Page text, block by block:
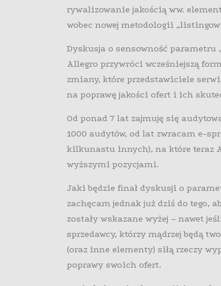
rywalizowanie jakością ww.
wobec nowej metodologii
Dyskusja o sensowność parametru
Allegro przywróci wcześniejszą
zmiany, które przedstawiciele
na poprawę jakości ofert i ich
Od ponad 7 lat zajmuję się
1000 audytów, od lat zwracam e-
kilkunastu innych), na które teraz
wyższymi pozycjami.
Jaki będzie finał dyskusji o
zachęcam jednak już dziś do tego,
zostały wskazane wyżej – nawet
sprzedawcy, którzy mądrzej będą
(oraz inne elementy) siłą rzeczy
poprawy swoich ofert.